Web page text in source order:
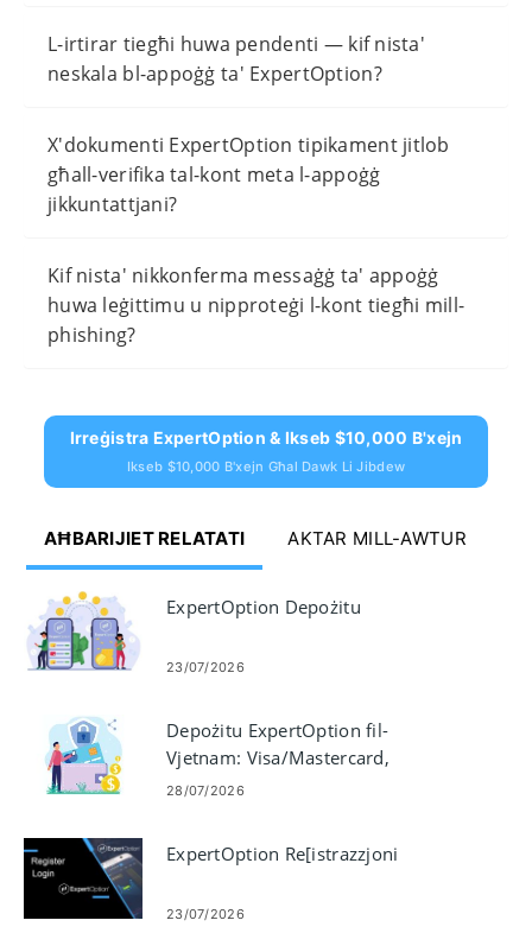
L-irtirar tiegħi huwa pendenti — kif nista'
neskala bl-appoġġ ta' ExpertOption?
X'dokumenti ExpertOption tipikament jitlob
għall-verifika tal-kont meta l-appoġġ
jikkuntattjani?
Kif nista' nikkonferma messaġġ ta' appoġġ
huwa leġittimu u nipproteġi l-kont tiegħi mill-
phishing?
Irreġistra ExpertOption & Ikseb $10,000 B'xejn
Ikseb $10,000 B'xejn Għal Dawk Li Jibdew
AĦBARIJIET RELATATI AKTAR MILL-AWTUR
ExpertOption Depożitu
23/07/2026
Depożitu ExpertOption fil-
Vjetnam: Visa/Mastercard,
Internet Banking, E-pagamenti u
28/07/2026
ExpertOption Re[istrazzjoni
23/07/2026